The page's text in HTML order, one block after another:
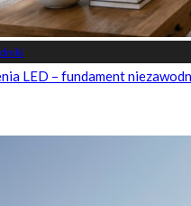
LED – fundament